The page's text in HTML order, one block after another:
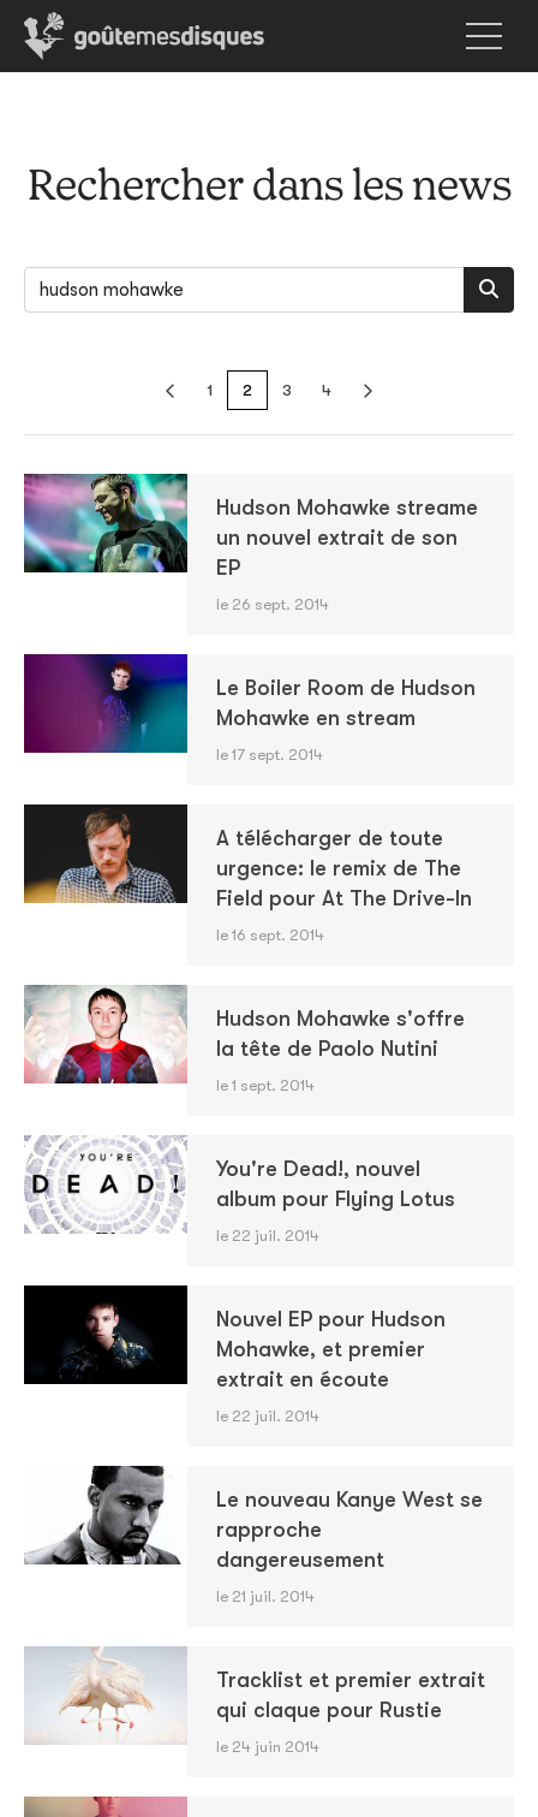
Rechercher dans les news
1 2 3 4
Hudson Mohawke streame
un nouvel extrait de son
EP
le 26 sept. 2014
Le Boiler Room de Hudson
Mohawke en stream
le 17 sept. 2014
A télécharger de toute
urgence: le remix de The
Field pour At The Drive-In
le 16 sept. 2014
Hudson Mohawke s'offre
la tête de Paolo Nutini
le 1 sept. 2014
You're Dead!, nouvel
album pour Flying Lotus
le 22 juil. 2014
Nouvel EP pour Hudson
Mohawke, et premier
extrait en écoute
le 22 juil. 2014
Le nouveau Kanye West se
rapproche
dangereusement
le 21 juil. 2014
Tracklist et premier extrait
qui claque pour Rustie
le 24 juin 2014